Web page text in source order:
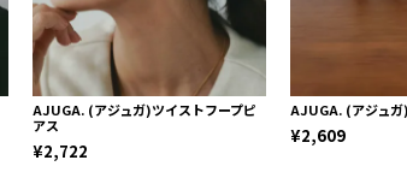
AJUGA. (アジュガ)ツイストフープピ
アス
¥2,722
AJUGA. (アジュ
¥2,609